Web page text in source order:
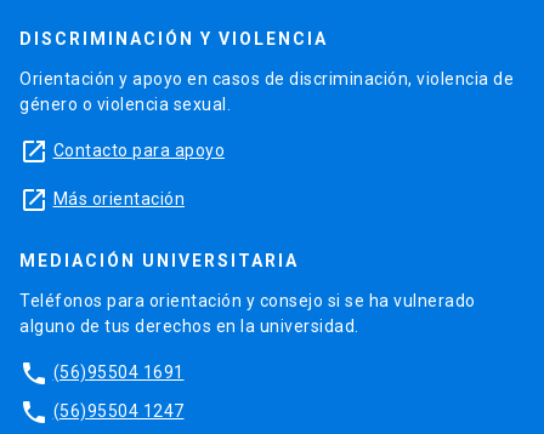
DISCRIMINACIÓN Y VIOLENCIA
Orientación y apoyo en casos de discriminación, violencia de
género o violencia sexual.
launch Contacto para apoyo
launch Más orientación
MEDIACIÓN UNIVERSITARIA
Teléfonos para orientación y consejo si se ha vulnerado
alguno de tus derechos en la universidad.
phone (56)95504 1691
phone (56)95504 1247